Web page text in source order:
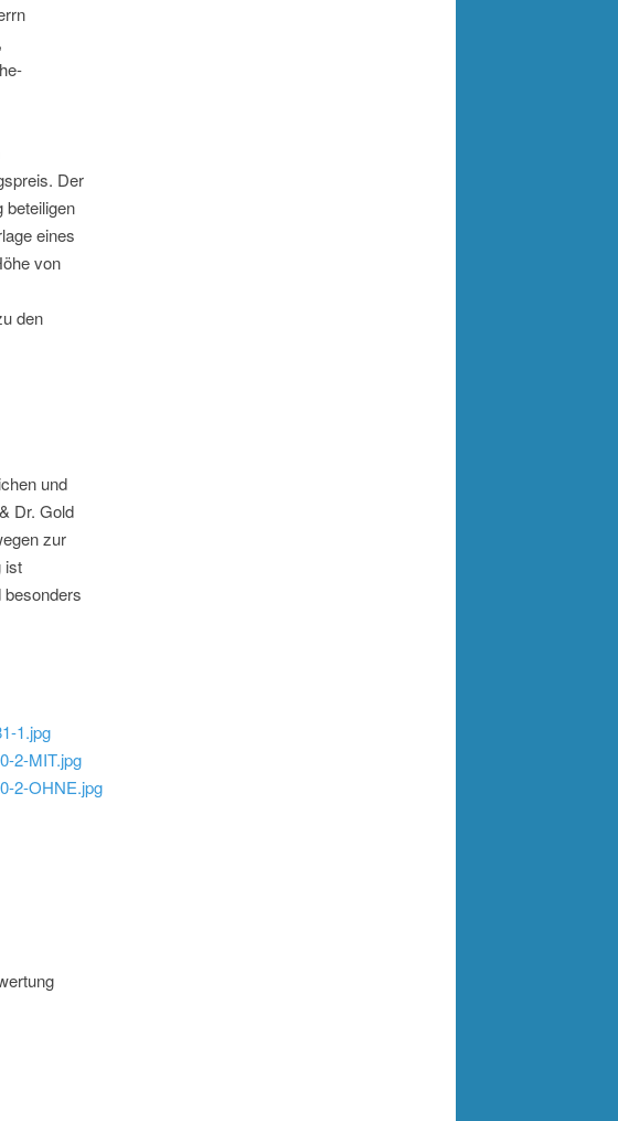
Der
beteiligen
eines
von
den
und
Dr. Gold
zur
ist
1.jpg
2-MIT.jpg
2-OHNE.jpg